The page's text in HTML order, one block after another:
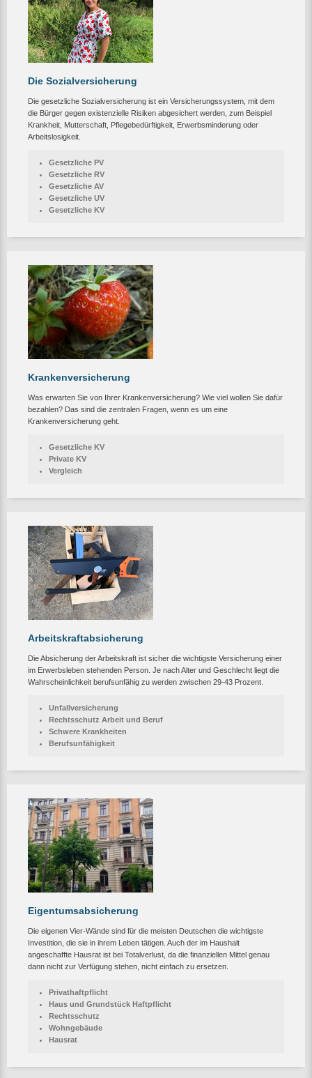
Die Sozialversicherung
Die gesetzliche Sozialversicherung ist ein Versicherungssystem, mit dem
die Bürger gegen existenzielle Risiken abgesichert werden, zum Beispiel
Krankheit, Mutterschaft, Pflegebedürftigkeit, Erwerbsminderung oder
Arbeitslosigkeit.
Gesetzliche PV
Gesetzliche RV
Gesetzliche AV
Gesetzliche UV
Gesetzliche KV
Krankenversicherung
Was erwarten Sie von Ihrer Krankenversicherung? Wie viel wollen Sie dafür
bezahlen? Das sind die zentralen Fragen, wenn es um eine
Krankenversicherung geht.
Gesetzliche KV
Private KV
Vergleich
Arbeitskraftabsicherung
Die Absicherung der Arbeitskraft ist sicher die wichtigste Versicherung einer
im Erwerbsleben stehenden Person. Je nach Alter und Geschlecht liegt die
Wahrscheinlichkeit berufsunfähig zu werden zwischen 29-43 Prozent.
Unfallversicherung
Rechtsschutz Arbeit und Beruf
Schwere Krankheiten
Berufsunfähigkeit
Eigentumsabsicherung
Die eigenen Vier-Wände sind für die meisten Deutschen die wichtigste
Investition, die sie in ihrem Leben tätigen. Auch der im Haushalt
angeschaffte Hausrat ist bei Totalverlust, da die finanziellen Mittel genau
dann nicht zur Verfügung stehen, nicht einfach zu ersetzen.
Privathaftpflicht
Haus und Grundstück Haftpflicht
Rechtsschutz
Wohngebäude
Hausrat